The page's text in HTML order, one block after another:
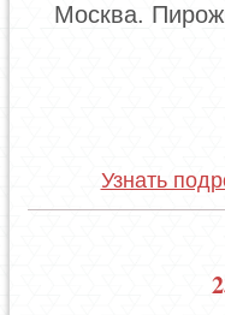
Москва.
Узнать